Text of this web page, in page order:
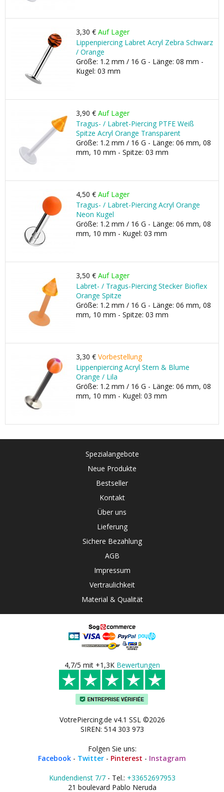
3,30 € Auf Lager
Lippenpiercing Labret Acryl Zebra Schwarz
/ Orange
Größe: 1.2 mm / 16 G - Länge: 08 mm -
Kugel: 03 mm
3,90 € Auf Lager
Tragus- / Labret-Piercing PTFE Weiß
Spitze Acryl Orange Transparent
Größe: 1.2 mm / 16 G - Länge: 06 mm, 08
mm, 10 mm - Spitze: 03 mm
4,50 € Auf Lager
Tragus- / Labret-Piercing Acryl Orange
Neon Kugel
Größe: 1.2 mm / 16 G - Länge: 06 mm, 08
mm, 10 mm - Kugel: 03 mm
3,50 € Auf Lager
Labret- / Tragus-Piercing Stecker Bioflex
Orange Spitze
Größe: 1.2 mm / 16 G - Länge: 06 mm, 08
mm, 10 mm - Spitze: 03 mm
3,30 € Vorbestellung
Lippenpiercing Acryl Stern & Blume
Orange / Lila
Größe: 1.2 mm / 16 G - Länge: 06 mm, 08
mm, 10 mm - Kugel: 03 mm
Spezialangebote
Neue Produkte
Bestseller
Kontakt
Über uns
Lieferung
Sichere Bezahlung
AGB
Impressum
Vertraulichkeit
Material & Qualität
4,7/5 mit +1,3K Bewertungen
VotrePiercing.de v4.1 SSL ©2026
SIREN: 514 303 973
Folgen Sie uns:
Facebook - Twitter - Pinterest - Instagram
Kundendienst 7/7- Tel.: +33652697953
21 boulevard Pablo Neruda